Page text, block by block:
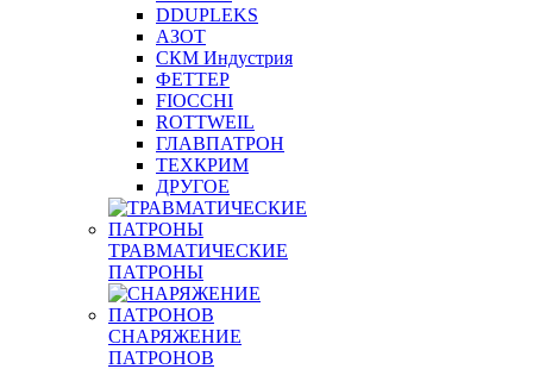
DDUPLEKS
АЗОТ
СКМ Индустрия
ФЕТТЕР
FIOCCHI
ROTTWEIL
ГЛАВПАТРОН
ТЕХКРИМ
ДРУГОЕ
ТРАВМАТИЧЕСКИЕ
ПАТРОНЫ
СНАРЯЖЕНИЕ
ПАТРОНОВ